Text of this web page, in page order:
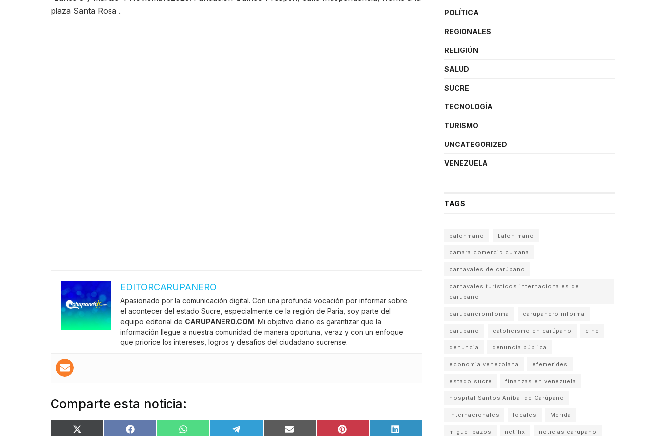
plaza Santa Rosa .
EDITORCARUPANERO
Apasionado por la comunicación digital. Con una profunda vocación por informar sobre
el acontecer del estado Sucre, especialmente de la región de Paria, soy parte del
equipo editorial de CARUPANERO.COM. Mi objetivo diario es garantizar que la
información llegue a nuestra comunidad de manera oportuna, veraz y con un enfoque
que priorice los intereses, logros y desafíos del ciudadano sucrense.
Comparte esta noticia:
POLÍTICA
REGIONALES
RELIGIÓN
SALUD
SUCRE
TECNOLOGÍA
TURISMO
UNCATEGORIZED
VENEZUELA
TAGS
balonmano balon mano
camara comercio cumana
carnavales de carúpano
carnavales turísticos internacionales de
carupano
carupaneroinforma carupanero informa
carupano catolicismo en carúpano cine
denuncia denuncia pública
economia venezolana efemerides
estado sucre finanzas en venezuela
hospital Santos Aníbal de Carúpano
internacionales locales Merida
miguel pazos netflix noticias carupano